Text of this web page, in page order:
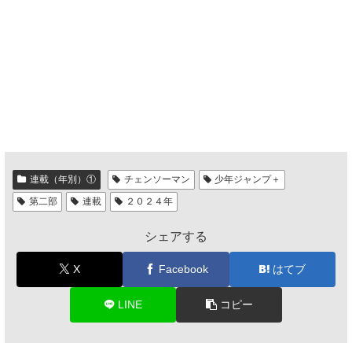
連載（年別）① チェンソーマン
少年ジャンプ＋
第二部
連載 ２０２４年
シェアする
X Facebook はてブ
LINE コピー